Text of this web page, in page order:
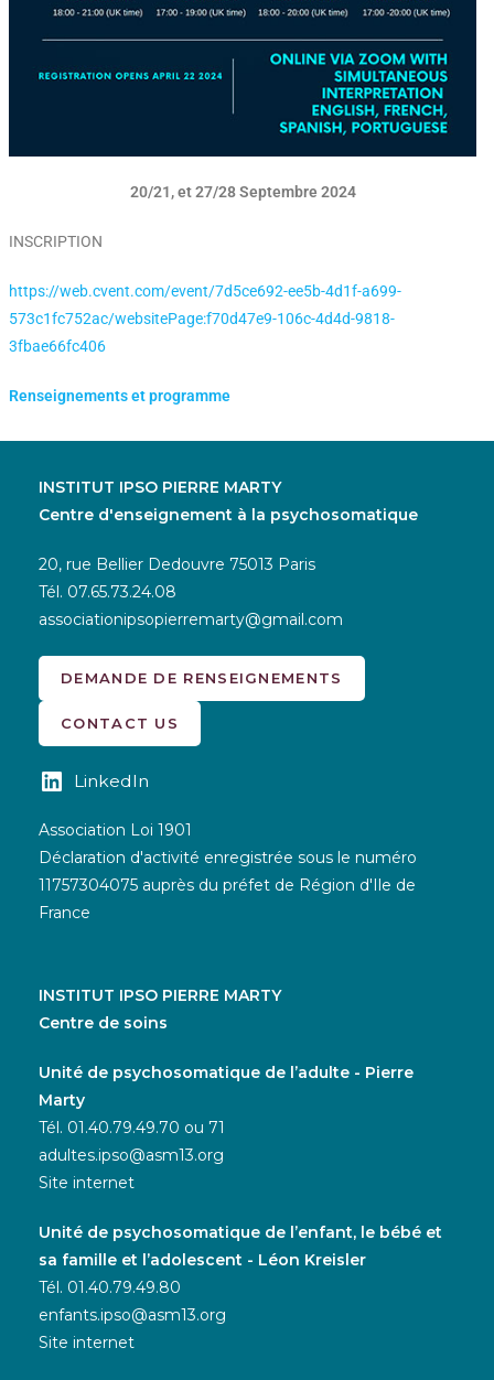
20/21, et 27/28 Septembre 2024
INSCRIPTION
https://web.cvent.com/event/7d5ce692-ee5b-4d1f-a699-
573c1fc752ac/websitePage:f70d47e9-106c-4d4d-9818-
3fbae66fc406
Renseignements et programme
INSTITUT IPSO PIERRE MARTY
Centre d'enseignement à la psychosomatique
20, rue Bellier Dedouvre 75013 Paris
Tél. 07.65.73.24.08
associationipsopierremarty@gmail.com
DEMANDE DE RENSEIGNEMENTS
CONTACT US
LinkedIn
Association Loi 1901
Déclaration d'activité enregistrée sous le numéro
11757304075 auprès du préfet de Région d'Ile de
France
INSTITUT IPSO PIERRE MARTY
Centre de soins
Unité de psychosomatique de l’adulte - Pierre
Marty
Tél. 01.40.79.49.70 ou 71
adultes.ipso@asm13.org
Site internet
Unité de psychosomatique de l’enfant, le bébé et
sa famille et l’adolescent - Léon Kreisler
Tél. 01.40.79.49.80
enfants.ipso@asm13.org
Site internet